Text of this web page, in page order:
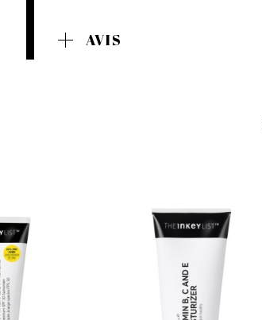
AVIS